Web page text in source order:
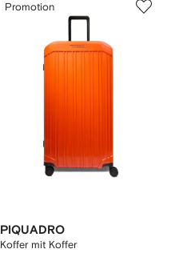
Promotion
PIQUADRO
Koffer mit Koffer